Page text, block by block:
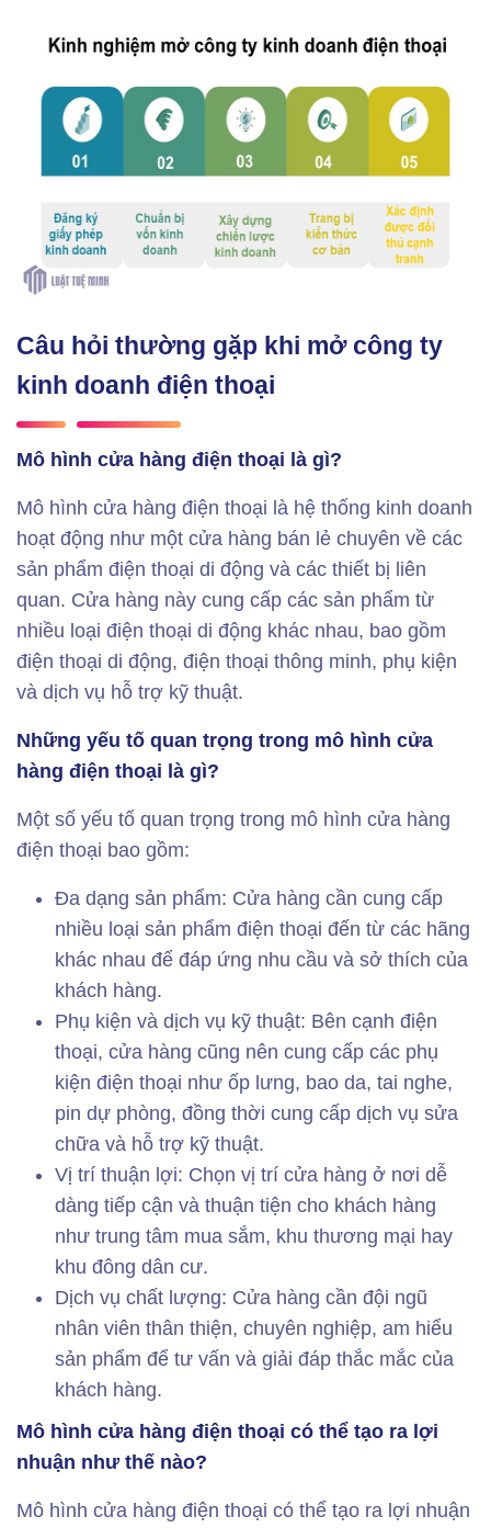
Câu hỏi thường gặp khi mở công ty
kinh doanh điện thoại
Mô hình cửa hàng điện thoại là gì?
Mô hình cửa hàng điện thoại là hệ thống kinh doanh
hoạt động như một cửa hàng bán lẻ chuyên về các
sản phẩm điện thoại di động và các thiết bị liên
quan. Cửa hàng này cung cấp các sản phẩm từ
nhiều loại điện thoại di động khác nhau, bao gồm
điện thoại di động, điện thoại thông minh, phụ kiện
và dịch vụ hỗ trợ kỹ thuật.
Những yếu tố quan trọng trong mô hình cửa
hàng điện thoại là gì?
Một số yếu tố quan trọng trong mô hình cửa hàng
điện thoại bao gồm:
Đa dạng sản phẩm: Cửa hàng cần cung cấp
nhiều loại sản phẩm điện thoại đến từ các hãng
khác nhau để đáp ứng nhu cầu và sở thích của
khách hàng.
Phụ kiện và dịch vụ kỹ thuật: Bên cạnh điện
thoại, cửa hàng cũng nên cung cấp các phụ
kiện điện thoại như ốp lưng, bao da, tai nghe,
pin dự phòng, đồng thời cung cấp dịch vụ sửa
chữa và hỗ trợ kỹ thuật.
Vị trí thuận lợi: Chọn vị trí cửa hàng ở nơi dễ
dàng tiếp cận và thuận tiện cho khách hàng
như trung tâm mua sắm, khu thương mại hay
khu đông dân cư.
Dịch vụ chất lượng: Cửa hàng cần đội ngũ
nhân viên thân thiện, chuyên nghiệp, am hiểu
sản phẩm để tư vấn và giải đáp thắc mắc của
khách hàng.
Mô hình cửa hàng điện thoại có thể tạo ra lợi
nhuận như thế nào?
Mô hình cửa hàng điện thoại có thể tạo ra lợi nhuận